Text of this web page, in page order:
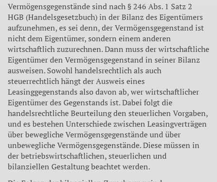
Vermögensgegenstände sind nach § 246 Abs. 1 Satz 2
HGB (Handelsgesetzbuch) in der Bilanz des Eigentümers
aufzunehmen, es sei denn, der Vermögensgegenstand ist
nicht dem Eigentümer, sondern einem anderen
wirtschaftlich zuzurechnen. Dann muss der wirtschaftliche
Eigentümer den Vermögensgegenstand in seiner Bilanz
ausweisen. Sowohl handelsrechtlich als auch
steuerrechtlich hängt der Ausweis eines
Leasinggegenstands also davon ab, wer wirtschaftlicher
Eigentümer des Gegenstands ist. Dabei folgt die
handelsrechtliche Beurteilung den steuerlichen Vorgaben,
und es bestehen Unterschiede zwischen Leasingverträgen
über bewegliche Vermögensgegenstände und über
unbewegliche Vermögensgegenstände. Diese müssen in
der betriebswirtschaftlichen, steuerlichen und
bilanziellen Gestaltung beachtet werden.